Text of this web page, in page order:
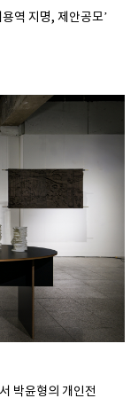
역 지명, 제안공모’
박윤형의 개인전